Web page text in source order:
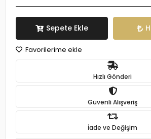
Sepete Ekle
Favorilerime ekle
Hızlı Gönderi
Güvenli Alışveriş
İade ve Değişim